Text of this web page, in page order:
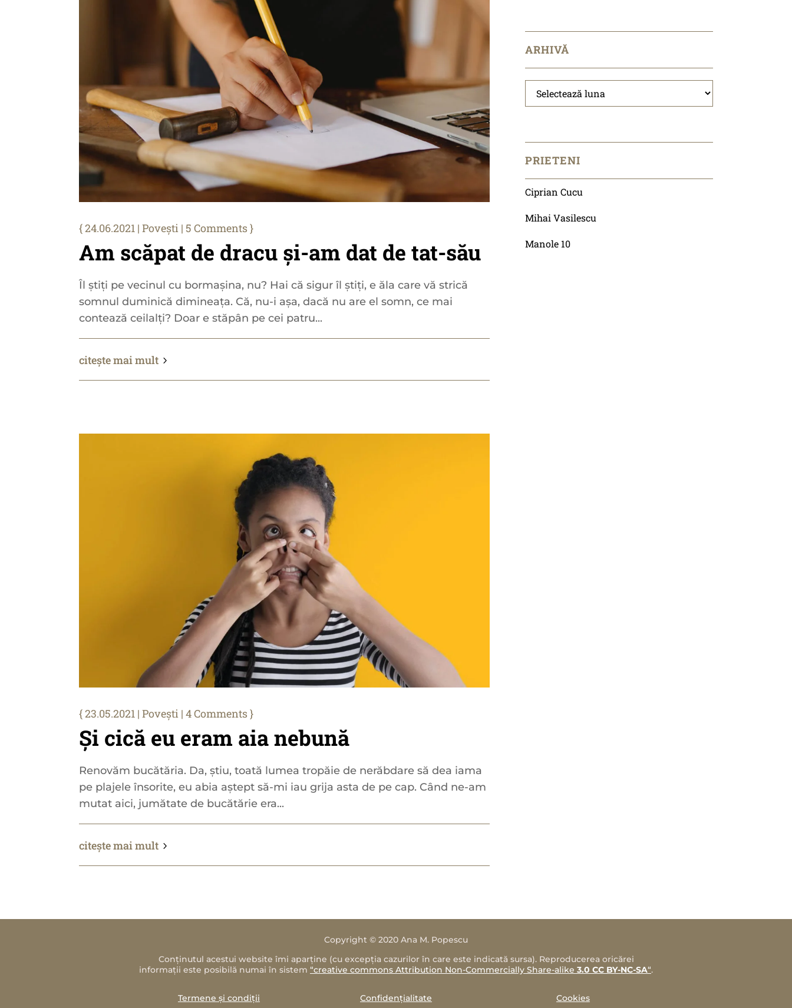
Am scăpat de dracu și-am dat de tat-său
24.06.2021 |Povești | 5 Comments
Îl știți pe vecinul cu bormașina, nu? Hai că sigur îl știți, e ăla care vă strică
somnul duminică dimineața. Că, nu-i așa, dacă nu are el somn, ce mai
contează ceilalți? Doar e stăpân pe cei patru...
citește mai mult
Și cică eu eram aia nebună
23.05.2021 |Povești | 4 Comments
Renovăm bucătăria. Da, știu, toată lumea tropăie de nerăbdare să dea iama
pe plajele însorite, eu abia aștept să-mi iau grija asta de pe cap. Când ne-am
mutat aici, jumătate de bucătărie era...
citește mai mult
ARHIVĂ
Arhivă
PRIETENI
Ciprian Cucu
Mihai Vasilescu
Manole 10
Copyright © 2020 Ana M. Popescu
Conținutul acestui website îmi aparține (cu excepția cazurilor în care este indicată sursa). Reproducerea oricărei
informații este posibilă numai în sistem “creative commons Attribution Non-Commercially Share-alike 3.0 CC BY-NC-SA“.
Termene și condiții Confidențialitate Cookies